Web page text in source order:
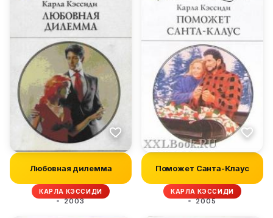
Любовная дилемма
КАРЛА КЭССИДИ
2003
Поможет Санта-Клаус
КАРЛА КЭССИДИ
2005